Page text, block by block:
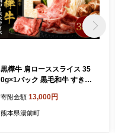
黒樺牛 肩ローススライス 35
0g×1パック 黒毛和牛 すき焼
寄附金額 13,000円
熊本県湯前町